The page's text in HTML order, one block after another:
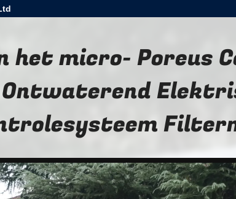
het micro- Poreus
Ontwaterend